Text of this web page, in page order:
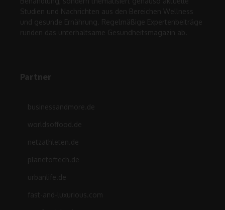
Studien und Nachrichten aus den Bereichen Wellness
und gesunde Ernährung. Regelmäßige Expertenbeiträge
runden das unterhaltsame Gesundheitsmagazin ab.
Partner
businessandmore.de
worldsoffood.de
netzathleten.de
planetoftech.de
urbanlife.de
fast-and-luxurious.com